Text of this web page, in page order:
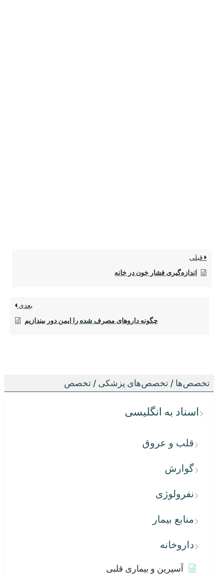
تخصص‌ها / تخصص‌های پزشکی / تخصص
اسناد به انگلیسی
قلب و عروق
گوارش
نفرولوژی
منابع بیمار
داروخانه
آسپرین و بیماری قلبی
قبلی
اندازه‌گیری فشار خون در خانه
بعدی
چگونه داروهای مصرف شده را ایمن دور بیندازیم